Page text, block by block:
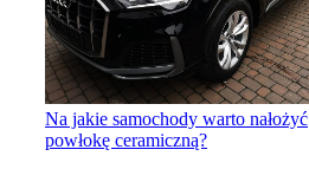
Na jakie samochody warto nałożyć
powłokę ceramiczną?